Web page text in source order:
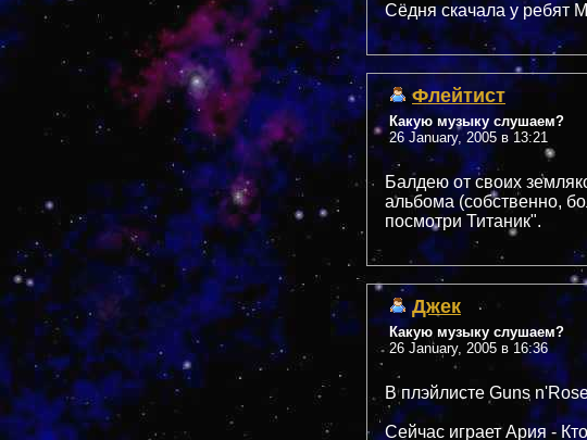
Сёдня скачала у ребят
Флейтист
Какую музыку слушаем?
26 January, 2005 в 13:21
Балдею от своих
альбома (собственно,
посмотри Титаник".
Джек
Какую музыку слушаем?
26 January, 2005 в 16:36
В плэйлисте Guns
Сейчас играет Ария -